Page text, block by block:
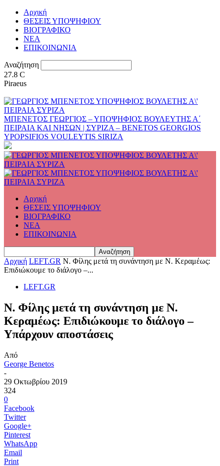
Αρχική
ΘΕΣΕΙΣ ΥΠΟΨΗΦΙΟΥ
ΒΙΟΓΡΑΦΙΚΟ
ΝΕΑ
ΕΠΙΚΟΙΝΩΝΙΑ
Αναζήτηση
27.8 C
Piraeus
ΜΠΕΝΕΤΟΣ ΓΕΩΡΓΙΟΣ – ΥΠΟΨΗΦΙΟΣ ΒΟΥΛΕΥΤΗΣ Α΄
ΠΕΙΡΑΙΑ ΚΑΙ ΝΗΣΩΝ | ΣΥΡΙΖΑ – BENETOS GEORGIOS
YPOPSIFIOS VOULEYTIS SIRIZA
Αρχική
ΘΕΣΕΙΣ ΥΠΟΨΗΦΙΟΥ
ΒΙΟΓΡΑΦΙΚΟ
ΝΕΑ
ΕΠΙΚΟΙΝΩΝΙΑ
Αρχική LEFT.GR N. Φίλης μετά τη συνάντηση με Ν. Κεραμέως:
Επιδιώκουμε το διάλογο –...
LEFT.GR
N. Φίλης μετά τη συνάντηση με Ν.
Κεραμέως: Επιδιώκουμε το διάλογο –
Υπάρχουν αποστάσεις
Από
George Benetos
-
29 Οκτωβρίου 2019
324
0
Facebook
Twitter
Google+
Pinterest
WhatsApp
Email
Print